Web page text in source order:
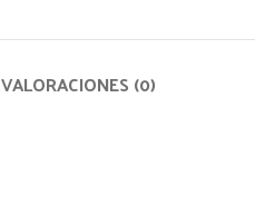
VALORACIONES (0)